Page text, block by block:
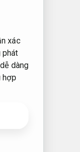
xác
phát
dàng
hợp